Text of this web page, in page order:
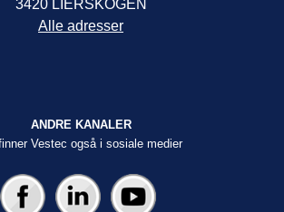
3420 LIERSKOGEN
Alle adresser
ANDRE KANALER
Vestec også i sosiale medier